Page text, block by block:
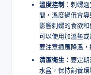
溫度控制 ：刺蝟
間，溫度過低會
影響刺蝟的食欲
可以使用加溫墊
要注意通風降溫，
清潔衛生 ：要定
水盆，保持飼養